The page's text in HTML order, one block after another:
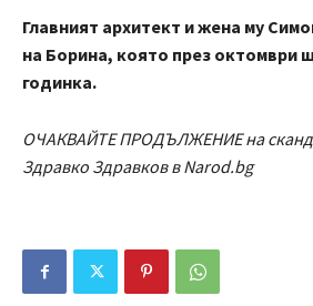
Главният архитект и жена му
на Борина, която през октомври
годинка.
ОЧАКВАЙТЕ ПРОДЪЛЖЕНИЕ на
Здравко Здравков вNarod.bg